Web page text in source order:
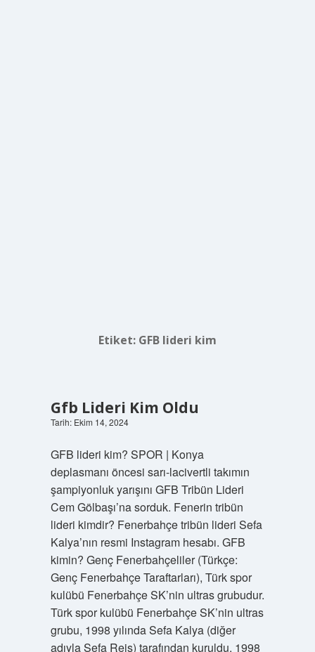
Etiket: GFB lideri kim
Gfb Lideri Kim Oldu
Tarih: Ekim 14, 2024
GFB lideri kim? SPOR | Konya
deplasmanı öncesi sarı-lacivertli takımın
şampiyonluk yarışını GFB Tribün Lideri
Cem Gölbaşı’na sorduk. Fenerin tribün
lideri kimdir? Fenerbahçe tribün lideri Sefa
Kalya’nın resmi Instagram hesabı. GFB
kimin? Genç Fenerbahçeliler (Türkçe:
Genç Fenerbahçe Taraftarları), Türk spor
kulübü Fenerbahçe SK’nin ultras grubudur.
Türk spor kulübü Fenerbahçe SK’nin ultras
grubu, 1998 yılında Sefa Kalya (diğer
adıyla Sefa Reis) tarafından kuruldu. 1998